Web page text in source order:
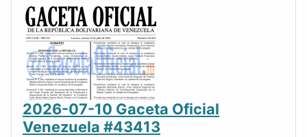
2026-07-10 Gaceta Oficial
Venezuela #43413